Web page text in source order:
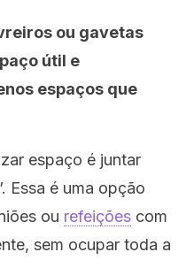
ou gavetas
útil e
espaços que
espaço é juntar
Essa é uma opção
ou refeições com
sem ocupar toda a